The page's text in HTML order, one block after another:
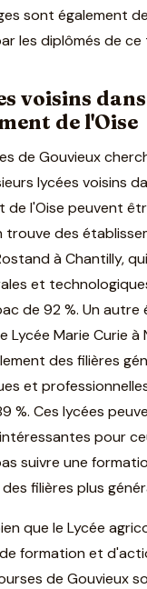
sont également
les diplômés de
voisins
de l'Oise
de Gouvieux
lycées voisins
de l'Oise peuvent
trouve des
à Chantilly,
et
de 92 %. Un autre
Lycée Marie Curie
des filières
et
%. Ces lycées
pour
suivre une
filières plus
que le Lycée
formation et
de Gouvieux